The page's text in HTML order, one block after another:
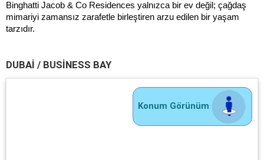
Binghatti Jacob & Co Residences yalnızca bir ev değil; çağdaş
mimariyi zamansız zarafetle birleştiren arzu edilen bir yaşam
tarzıdır.
DUBAI / BUSINESS BAY
Konum Görünüm